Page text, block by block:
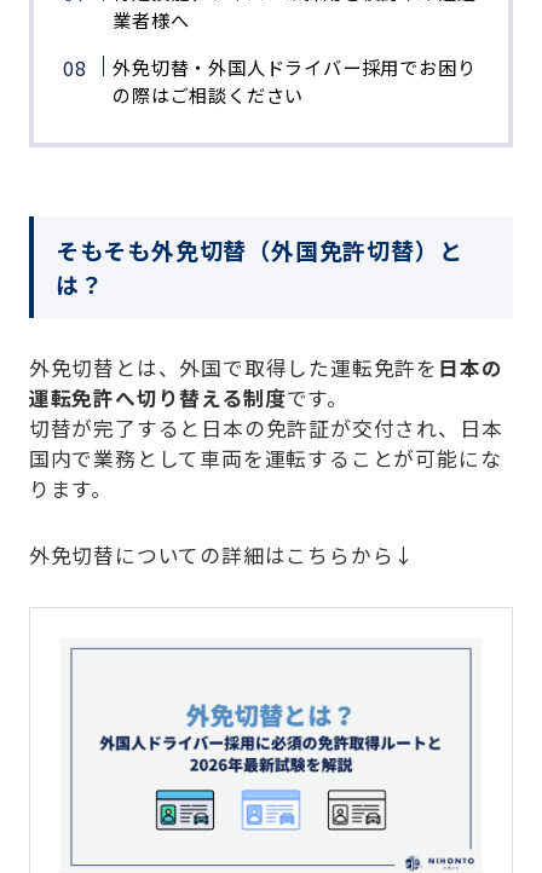
業者様へ
外免切替・外国人ドライバー採用でお困り
の際はご相談ください
そもそも外免切替（外国免許切替）と
は？
外免切替とは、外国で取得した運転免許を 日本の
運転免許へ切り替える制度です。
切替が完了すると日本の免許証が交付され、日本
国内で業務として車両を運転することが可能にな
ります。
外免切替についての詳細はこちらから↓